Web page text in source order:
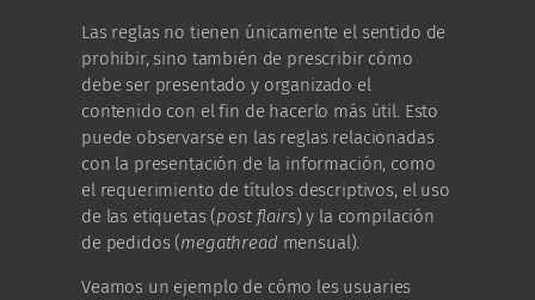
Las reglas no tienen únicamente el sentido de
prohibir, sino también de prescribir cómo
debe ser presentado y organizado el
contenido con el fin de hacerlo más útil. Esto
puede observarse en las reglas relacionadas
con la presentación de la información, como
el requerimiento de títulos descriptivos, el uso
de las etiquetas (post flairs) y la compilación
de pedidos (megathread mensual).
Veamos un ejemplo de cómo les usuaries